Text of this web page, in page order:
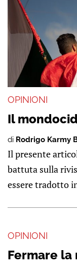
OPINIONI
Il
di Rodrigo Karmy
Il presente
battuta sulla
essere tradotto
OPINIONI
Fermare la